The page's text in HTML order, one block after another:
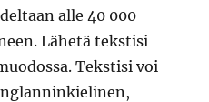
alle 40 000
Lähetä tekstisi
Tekstisi voi